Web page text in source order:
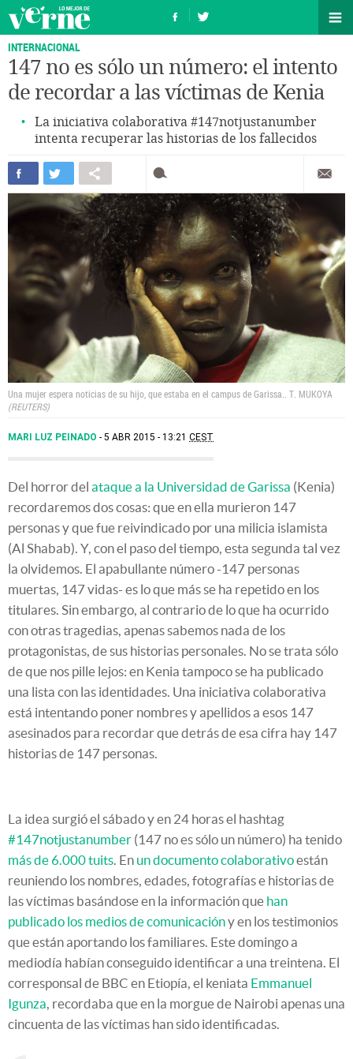
INTERNACIONAL
147 no es sólo un número: el intento
de recordar a las víctimas de Kenia
La iniciativa colaborativa #147notjustanumber
intenta recuperar las historias de los fallecidos
Una mujer espera noticias de su hijo, que estaba en el campus de Garissa.. T. MUKOYA
REUTERS
MARI LUZ PEINADO 5 ABR 2015 - 13:21 CEST
Del horror del ataque a la Universidad de Garissa (Kenia)
recordaremos dos cosas: que en ella murieron 147
personas y que fue reivindicado por una milicia islamista
(Al Shabab). Y, con el paso del tiempo, esta segunda tal vez
la olvidemos. El apabullante número -147 personas
muertas, 147 vidas- es lo que más se ha repetido en los
titulares. Sin embargo, al contrario de lo que ha ocurrido
con otras tragedias, apenas sabemos nada de los
protagonistas, de sus historias personales. No se trata sólo
de que nos pille lejos: en Kenia tampoco se ha publicado
una lista con las identidades. Una iniciativa colaborativa
está intentando poner nombres y apellidos a esos 147
asesinados para recordar que detrás de esa cifra hay 147
historias de 147 personas.
La idea surgió el sábado y en 24 horas el hashtag
#147notjustanumber (147 no es sólo un número) ha tenido
más de 6.000 tuits. En un documento colaborativoestán
reuniendo los nombres, edades, fotografías e historias de
las víctimas basándose en la información que han
publicado los medios de comunicacióny en los testimonios
que están aportando los familiares. Este domingo a
mediodía habían conseguido identificar a una treintena. El
corresponsal de BBC en Etiopía, el keniata Emmanuel
Igunza, recordaba que en la morgue de Nairobi apenas una
cincuenta de las víctimas han sido identificadas.